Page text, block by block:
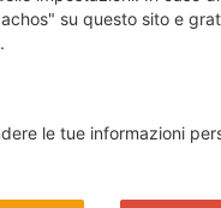
su questo sito e
le tue informazioni